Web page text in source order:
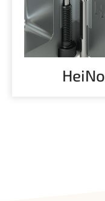
HeiNo